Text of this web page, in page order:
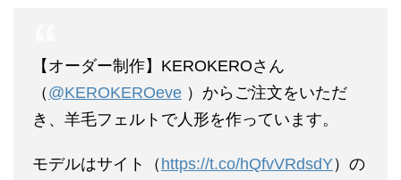
【オーダー制作】KEROKEROさん
（ @KEROKEROeve ）からご注文をいただ
き、羊毛フェルトで人形を作っています。
モデルはサイト（ https://t.co/hQfvVRdsdY）の